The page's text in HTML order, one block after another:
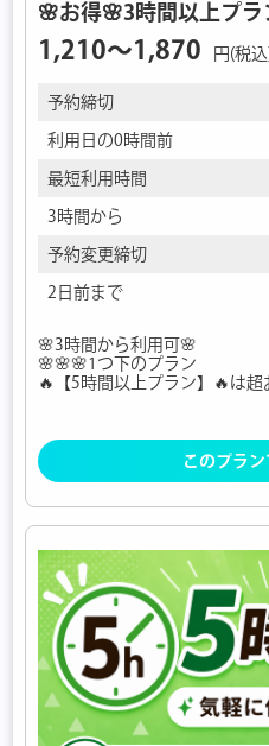
🌸お得🌸3時間以上プラ
1,210〜1,870 円(税
予約締切
利用日の0時間前
最短利用時間
3時間から
予約変更締切
2日前まで
🌸3時間から利用可🌸
🌸🌸🌸1つ下のプラン
🔥【5時間以上プラン】🔥は
このプラ